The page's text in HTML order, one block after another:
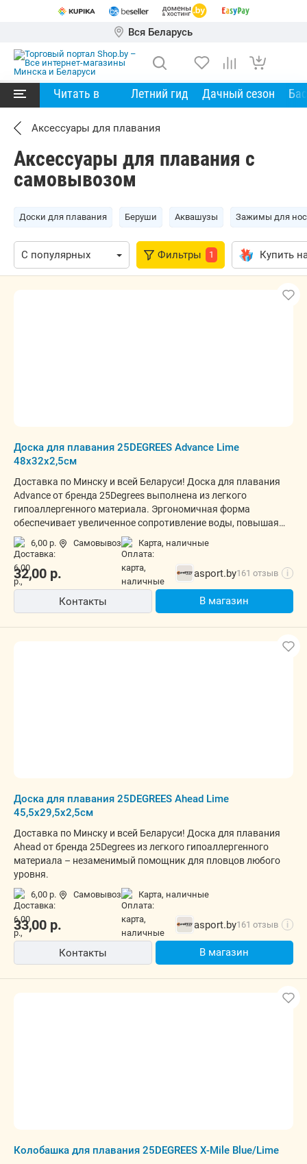
Вся Беларусь
Читать в Летний гид Дачный сезон
Аксессуары для плавания
Аксессуары для плавания с
самовывозом
Доски для плавания Беруши Аквашузы Зажимы для
Фильтры 1 Купить
Доска для плавания 25DEGREES Advance Lime
48x32x2,5см
Доставка по Минску и всей Беларуси! Доска для плавания
Advance от бренда 25Degrees выполнена из легкого
гипоаллергенного материала. Эргономичная форма
обеспечивает увеличенное сопротивление воды, повышая
нагрузку на низ тела.
6,00 р. Самовывоз карта, наличные
32,00 р. asport.by161 отзыв i
Контакты В магазин
Доска для плавания 25DEGREES Ahead Lime
45,5x29,5x2,5см
Доставка по Минску и всей Беларуси! Доска для плавания
Ahead от бренда 25Degrees из легкого гипоаллергенного
материала – незаменимый помощник для пловцов любого
уровня.
6,00 р. Самовывоз карта, наличные
33,00 р. asport.by161 отзыв i
Контакты В магазин
Колобашка для плавания 25DEGREES X-Mile Blue/Lime